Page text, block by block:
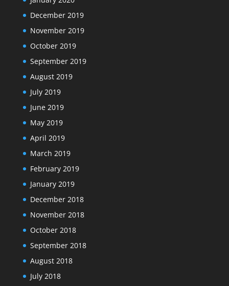
December 2019
November 2019
October 2019
September 2019
August 2019
July 2019
June 2019
May 2019
April 2019
March 2019
February 2019
January 2019
December 2018
November 2018
October 2018
September 2018
August 2018
July 2018